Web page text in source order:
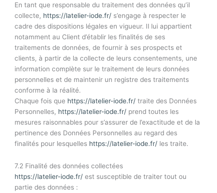
En tant que responsable du traitement des données qu’il
collecte, https://latelier-iode.fr/ s’engage à respecter le
cadre des dispositions légales en vigueur. Il lui appartient
notamment au Client d’établir les finalités de ses
traitements de données, de fournir à ses prospects et
clients, à partir de la collecte de leurs consentements, une
information complète sur le traitement de leurs données
personnelles et de maintenir un registre des traitements
conforme à la réalité.
Chaque fois que https://latelier-iode.fr/ traite des Données
Personnelles, https://latelier-iode.fr/ prend toutes les
mesures raisonnables pour s’assurer de l’exactitude et de la
pertinence des Données Personnelles au regard des
finalités pour lesquelles https://latelier-iode.fr/ les traite.
7.2 Finalité des données collectées
https://latelier-iode.fr/ est susceptible de traiter tout ou
partie des données :